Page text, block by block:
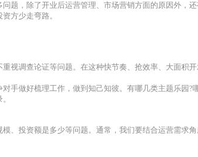
题，除了开业后运营管理、市场营销方面的原因外，
方少走弯路。
视调查论证等问题。在这种快节奏、抢效率、大面积
手做好梳理工作，做到知己知彼。有哪几类主题乐园
、投资额是多少等问题。通常，我们要结合运营需求